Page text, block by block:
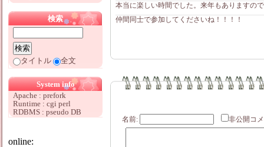
本当に楽しい時間でした。来年もありますの
仲間同士で参加してくださいね！！！！
名前: 非公開
検索
タイトル 全文
System info
Apache : prefork
Runtime : cgi perl
RDBMS : pseudo DB
online: